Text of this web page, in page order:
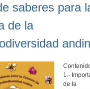
saberes para
de la
1.-
de la